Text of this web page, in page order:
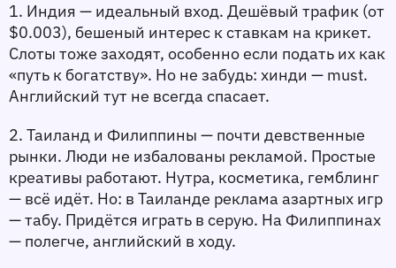
1. Индия — идеальный вход. Дешёвый трафик (от
$0.003), бешеный интерес к ставкам на крикет.
Слоты тоже заходят, особенно если подать их как
«путь к богатству». Но не забудь: хинди — must.
Английский тут не всегда спасает.
2. Таиланд и Филиппины — почти девственные
рынки. Люди не избалованы рекламой. Простые
креативы работают. Нутра, косметика, гемблинг
— всё идёт. Но: в Таиланде реклама азартных игр
— табу. Придётся играть в серую. На Филиппинах
— полегче, английский в ходу.